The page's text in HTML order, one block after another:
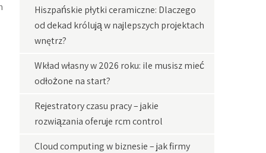
Hiszpańskie płytki ceramiczne: Dlaczego
od dekad królują w najlepszych projektach
wnętrz?
Wkład własny w 2026 roku: ile musisz mieć
odłożone na start?
Rejestratory czasu pracy – jakie
rozwiązania oferuje rcm control
Cloud computing w biznesie – jak firmy